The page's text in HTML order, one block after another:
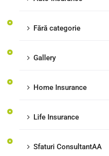
Fără categorie
Gallery
Home Insurance
Life Insurance
Sfaturi ConsultantAA